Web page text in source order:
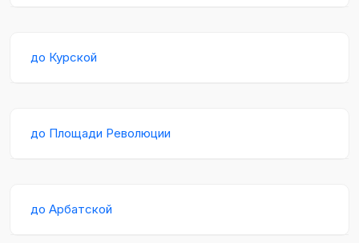
до Курской
до Площади Революции
до Арбатской